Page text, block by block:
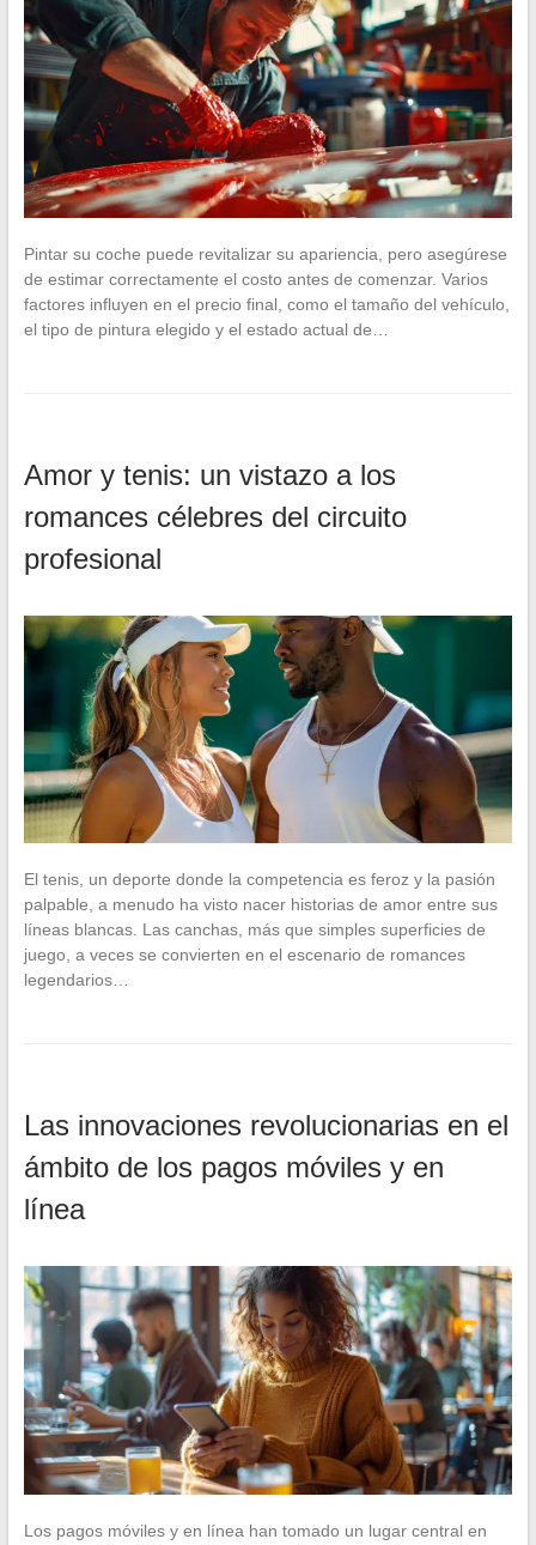
Pintar su coche puede revitalizar su apariencia, pero asegúrese
de estimar correctamente el costo antes de comenzar. Varios
factores influyen en el precio final, como el tamaño del vehículo,
el tipo de pintura elegido y el estado actual de…
Amor y tenis: un vistazo a los
romances célebres del circuito
profesional
El tenis, un deporte donde la competencia es feroz y la pasión
palpable, a menudo ha visto nacer historias de amor entre sus
líneas blancas. Las canchas, más que simples superficies de
juego, a veces se convierten en el escenario de romances
legendarios…
Las innovaciones revolucionarias en el
ámbito de los pagos móviles y en
línea
Los pagos móviles y en línea han tomado un lugar central en